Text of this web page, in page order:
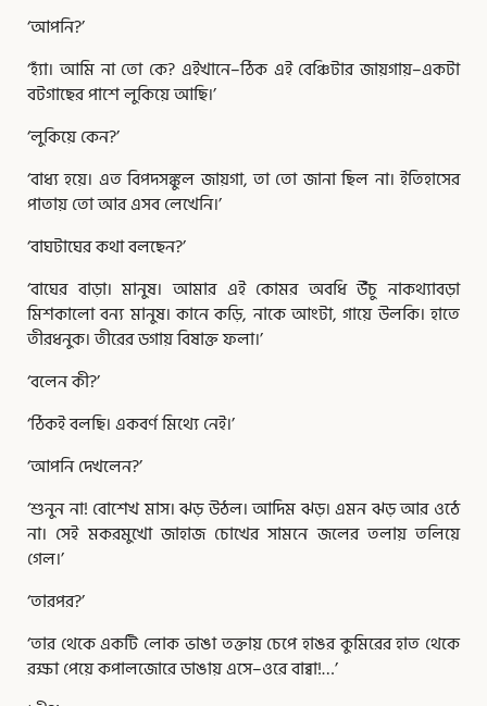
‘আপনি?’
‘হ্যাঁ। আমি না তো কে? এইখানে–ঠিক এই বেঞ্চিটার জায়গায়–একটা
বটগাছের পাশে লুকিয়ে আছি।’
‘লুকিয়ে কেন?’
‘বাধ্য হয়ে। এত বিপদসঙ্কুল জায়গা, তা তো জানা ছিল না। ইতিহাসের
পাতায় তো আর এসব লেখেনি।’
‘বাঘটাঘের কথা বলছেন?’
‘বাঘের বাড়া। মানুষ। আমার এই কোমর অবধি উঁচু নাকথ্যাবড়া
মিশকালো বন্য মানুষ। কানে কড়ি, নাকে আংটা, গায়ে উলকি। হাতে
তীরধনুক। তীরের ডগায় বিষাক্ত ফলা।’
‘বলেন কী?’
‘ঠিকই বলছি। একবর্ণ মিথ্যে নেই।’
‘আপনি দেখলেন?’
‘শুনুন না! বোশেখ মাস। ঝড় উঠল। আদিম ঝড়। এমন ঝড় আর ওঠে
না। সেই মকরমুখো জাহাজ চোখের সামনে জলের তলায় তলিয়ে
গেল।’
‘তারপর?’
‘তার থেকে একটি লোক ভাঙা তক্তায় চেপে হাঙর কুমিরের হাত থেকে
রক্ষা পেয়ে কপালজোরে ডাঙায় এসে–ওরে বাব্বা!…’